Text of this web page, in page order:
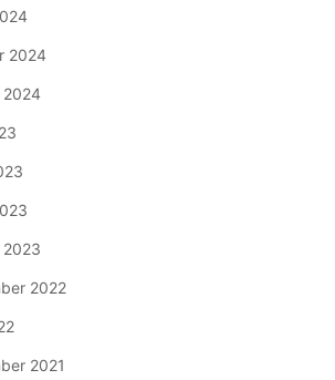
2024
2024
2022
2021